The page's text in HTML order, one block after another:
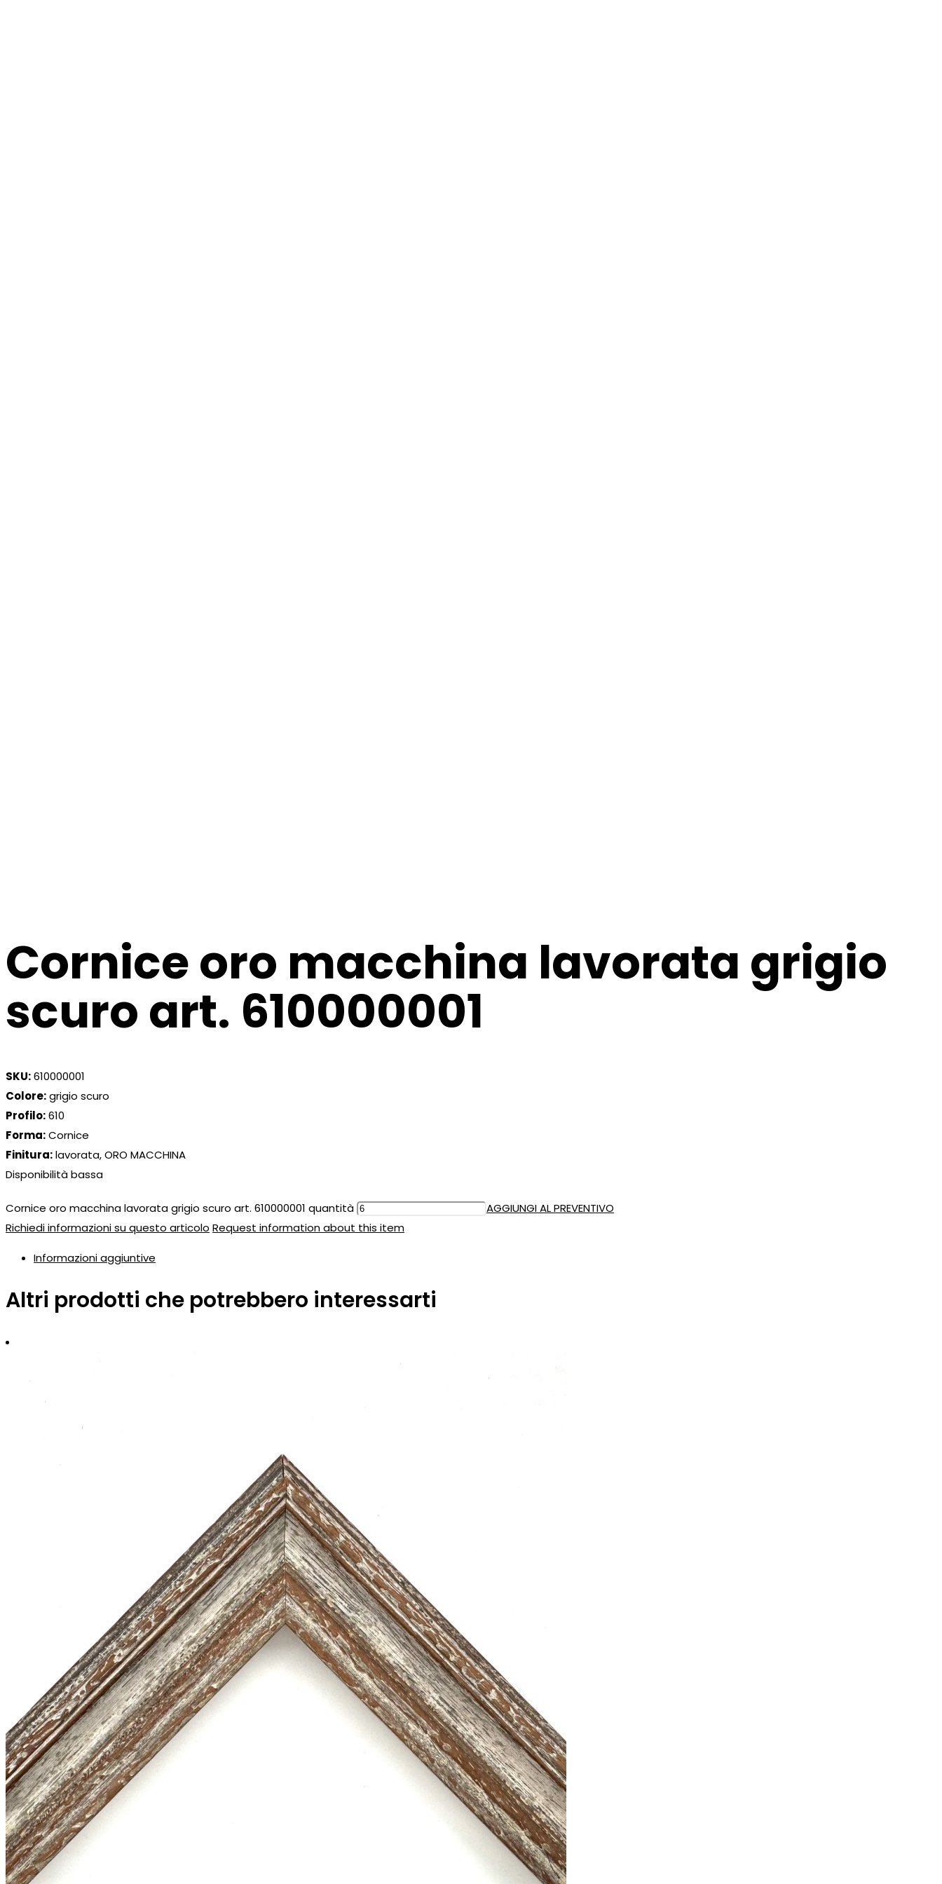
Cornice oro macchina lavorata grigio
scuro art. 610000001
SKU:610000001
Colore:grigio scuro
Profilo:610
Forma:Cornice
Finitura:lavorata, ORO MACCHINA
Disponibilità bassa
Cornice oro macchina lavorata grigio scuro art. 610000001 quantità
AGGIUNGI AL PREVENTIVO
Richiedi informazioni su questo articolo Request information about this item
Informazioni aggiuntive
Altri prodotti che potrebbero interessarti